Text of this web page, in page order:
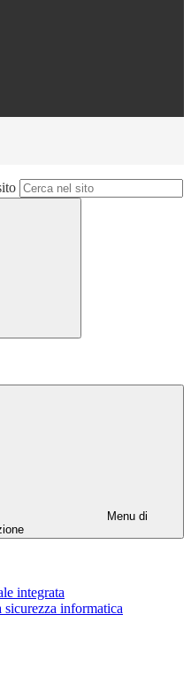
Menu di
integrata
informatica